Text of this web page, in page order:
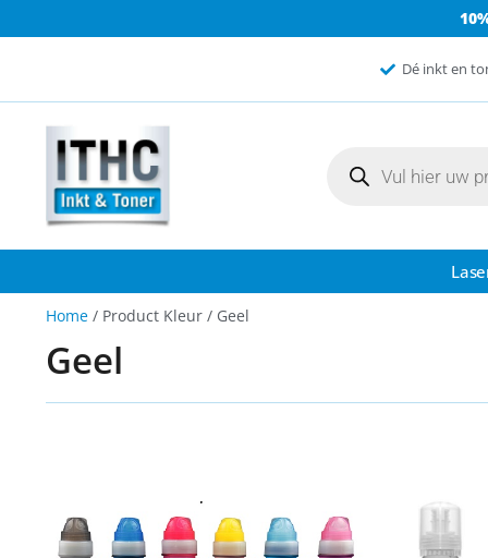
Dé inkt en
Home / Product Kleur / Geel
Geel